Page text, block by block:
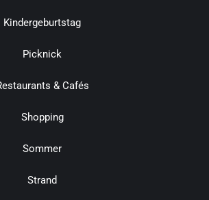
Kindergeburtstag
Picknick
& Cafés
Shopping
Sommer
Strand